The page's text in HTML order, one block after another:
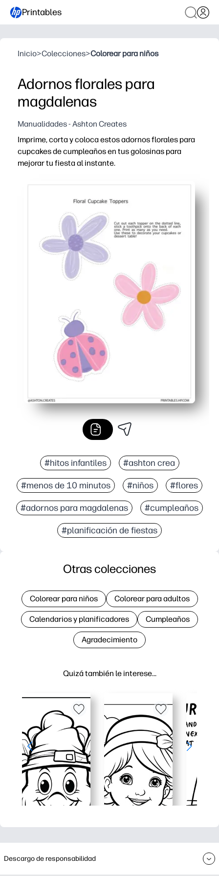
Printables
Inicio>Colecciones>Colorear para niños
Adornos florales para
magdalenas
Manualidades - Ashton Creates
Imprime, corta y coloca estos adornos florales para
cupcakes de cumpleaños en tus golosinas para
mejorar tu fiesta al instante.
Rápido y sin complicaciones: imprime en casa, corta
Las llamativas flores hacen que tu mesa de postres
Uso versátil: cubre cupcakes, brownies, tazas de
Imprima exactamente lo que necesita: vuelva a
#hitos infantiles #ashton crea
#menos de 10 minutos #niños #flores
#adornos para magdalenas #cumpleaños
#planificación de fiestas
Quizá también le interese…
Otras colecciones
Colorear para niños Colorear para adultos
Calendarios y planificadores Cumpleaños
Agradecimiento
Descargo de responsabilidad